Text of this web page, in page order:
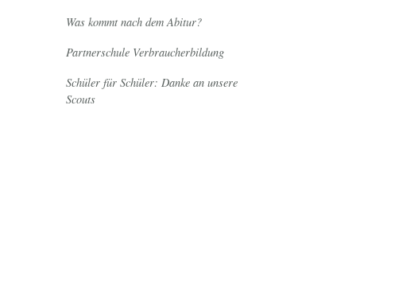
Was kommt nach dem Abitur?
Partnerschule Verbraucherbildung
Schüler für Schüler: Danke an unsere
Scouts